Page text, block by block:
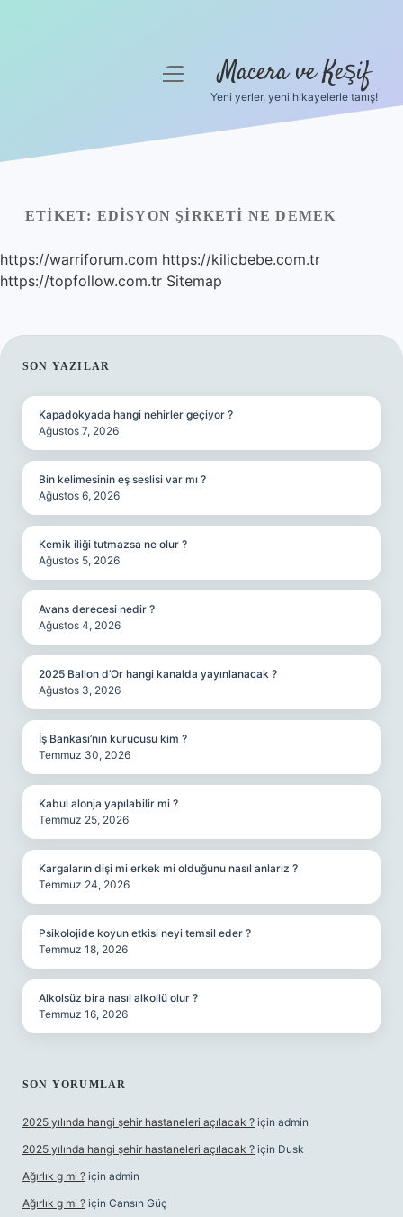
Yasal Uyarı
Hakkımızda
menüyüMacera ve Keşif
Yeni yerler, yeni hikayelerle tanış!
ETIKET: EDISYON ŞIRKETI NE DEMEK
https://warriforum.com https://kilicbebe.com.tr
https://topfollow.com.tr Sitemap
SIDEBAR
SON YAZILAR
Kapadokyada hangi nehirler geçiyor ?
Ağustos 7, 2026
Bin kelimesinin eş seslisi var mı ?
Ağustos 6, 2026
Kemik iliği tutmazsa ne olur ?
Ağustos 5, 2026
Avans derecesi nedir ?
Ağustos 4, 2026
2025 Ballon d’Or hangi kanalda yayınlanacak ?
Ağustos 3, 2026
İş Bankası’nın kurucusu kim ?
Temmuz 30, 2026
Kabul alonja yapılabilir mi ?
Temmuz 25, 2026
Kargaların dişi mi erkek mi olduğunu nasıl anlarız ?
Temmuz 24, 2026
Psikolojide koyun etkisi neyi temsil eder ?
Temmuz 18, 2026
Alkolsüz bira nasıl alkollü olur ?
Temmuz 16, 2026
SON YORUMLAR
2025 yılında hangi şehir hastaneleri açılacak ? için admin
2025 yılında hangi şehir hastaneleri açılacak ? için Dusk
Ağırlık g mi ? için admin
Ağırlık g mi ? için Cansın Güç